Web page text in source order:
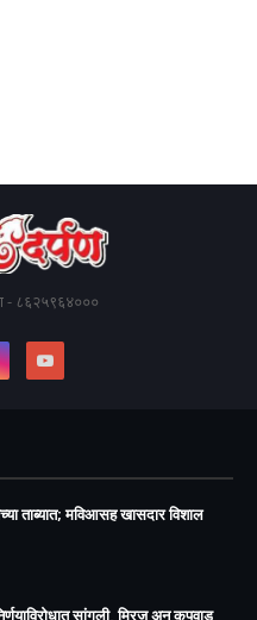
- ८६२५९६४०००
ताब्यात; मविआसह खासदार विशाल
सांगली, मिरज अन् कुपवाड